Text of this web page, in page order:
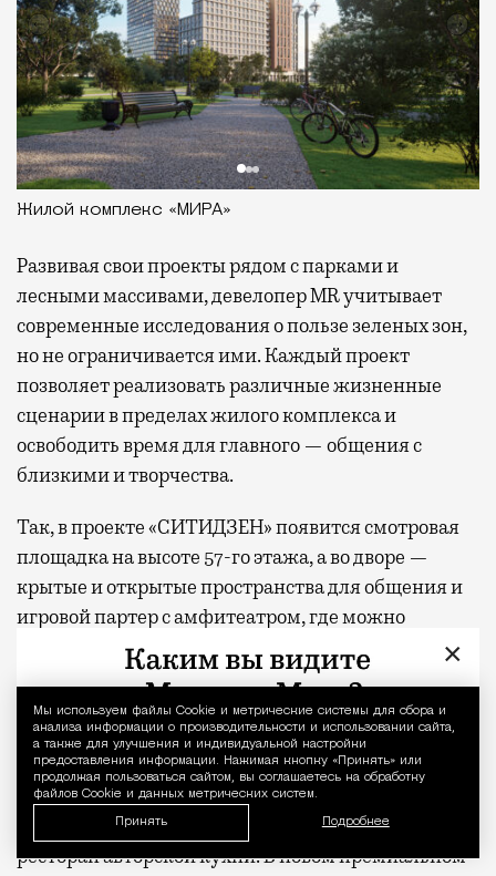
Уведомление
Мы используем файлы Сookie и метрические системы для сбора и
анализа информации о производительности и использовании сайта,
а также для улучшения и индивидуальной настройки
предоставления информации. Нажимая кнопку «Принять» или
продолжая пользоваться сайтом, вы соглашаетесь на обработку
файлов Cookie и данных метрических систем.
Принять Подробнее
Жилой комплекс «МИРА»
Развиваясвои проекты рядом с парками и
лесными массивами, девелопер MR учитывает
современные исследования о пользе зеленых зон,
но не ограничивается ими. Каждый проект
позволяет реализовать различные жизненные
сценарии в пределах жилого комплекса и
освободить время для главного — общения с
близкими и творчества.
Так, в проекте «СИТИДЗЕН» появится смотровая
площадка на высоте 57-го этажа, а во дворе —
крытые и открытые пространства для общения и
игровой партер с амфитеатром, где можно
отдыхать на ступеньках многочисленных
лестниц, на пуфах и в сетчатых гамаках. В жилом
комплексе «МИРА» — двухуровневое лобби с
выходом в парк, фитнес-студией и всесезонной
чайной верандой во дворе. В «С5» —
многоуровневое арт-пространство на крыше,
переговорные, студия йоги и отдельно стоящий
ресторан авторской кухни. В новом премиальном
×